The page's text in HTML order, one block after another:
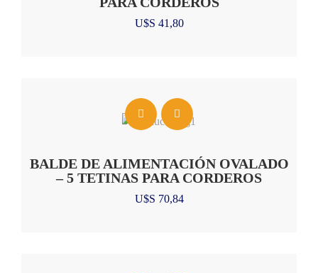
U$S 41,80
BALDE DE ALIMENTACIÓN OVALADO
– 5 TETINAS PARA CORDEROS
U$S 70,84